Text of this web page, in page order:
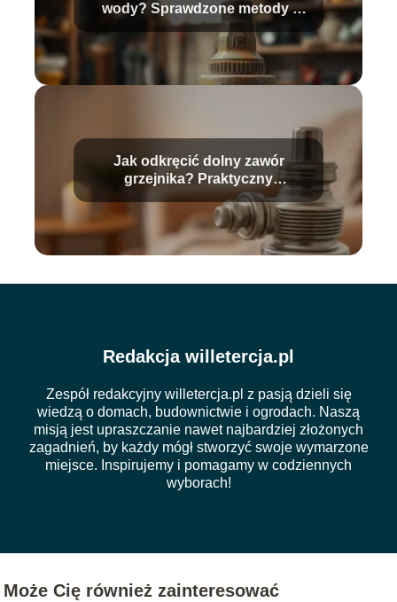
wody? Sprawdzone metody i
porady
Jak odkręcić dolny zawór
grzejnika? Praktyczny
przewodnik krok po kroku
Redakcja willetercja.pl
Zespół redakcyjny willetercja.pl z pasją dzieli się
wiedzą o domach, budownictwie i ogrodach. Naszą
misją jest upraszczanie nawet najbardziej złożonych
zagadnień, by każdy mógł stworzyć swoje wymarzone
miejsce. Inspirujemy i pomagamy w codziennych
wyborach!
Może Cię również zainteresować